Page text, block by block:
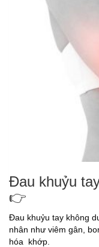
Đau khuỷu
👉
Đau khuỷu tay không
nhân như viêm gân,
hóa khớp.